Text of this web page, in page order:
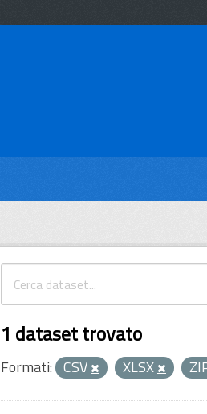
1 dataset trovato
Formati: CSV XLSX